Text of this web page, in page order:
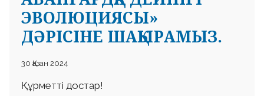
ЭВОЛЮЦИЯСЫ»
ДӘРІСІНЕ ШАҚЫРАМЫЗ.
30 Қазан 2024
Құрметті достар!